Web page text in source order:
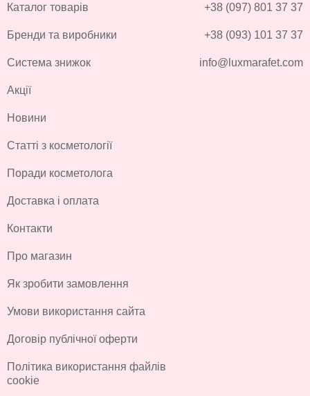
Каталог товарів
Бренди та виробники
Система знижок
Акції
Новини
Статті з косметології
Поради косметолога
Доставка і оплата
Контакти
Про магазин
Як зробити замовлення
Умови використання сайта
Договір публічної оферти
Політика використання файлів
cookie
+38 (097) 801 37 37
+38 (093) 101 37 37
info@luxmarafet.com